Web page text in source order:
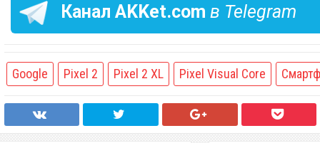
Канал AKKet.com в Telegram
Google Pixel 2 Pixel 2 XL Pixel Visual Core